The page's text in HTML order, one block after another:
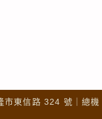
東信路 324 號｜總